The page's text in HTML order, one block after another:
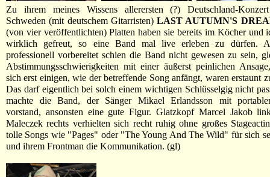
Zu ihrem meines Wissens allerersten (?) Deutschland-
Schweden (mit deutschem Gitarristen) LAST AUTUMN'S
(von vier veröffentlichten) Platten haben sie bereits im Köcher und
wirklich gefreut, so eine Band mal live erleben zu dürfen.
professionell vorbereitet schien die Band nicht gewesen zu sein,
Abstimmungsschwierigkeiten mit einer äußerst peinlichen
sich erst einigen, wie der betreffende Song anfängt, waren erstaunt
Das darf eigentlich bei solch einem wichtigen Schlüsselgig nicht
machte die Band, der Sänger Mikael Erlandsson mit
vorstand, ansonsten eine gute Figur. Glatzkopf Marcel Jakob
Maleczek rechts verhielten sich recht ruhig ohne großes
tolle Songs wie "Pages" oder "The Young And The Wild" für sich
und ihrem Frontman die Kommunikation. (gl)